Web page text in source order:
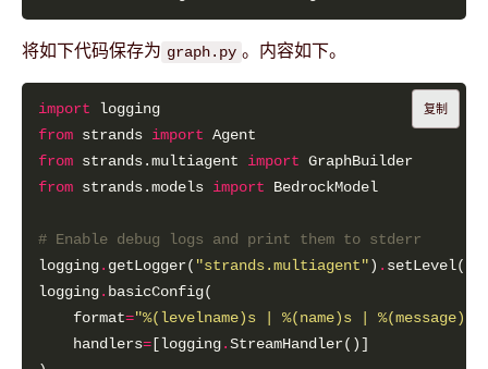
将如下代码保存为 graph.py 。内容如下。
import
from strands import
from strands.multiagent import
from strands.models import
# Enable debug logs and print them to stderr
logging. getLogger( "strands.multiagent") .
logging.
    format
="%(levelname)s | %(name)s | %(message)s
    handlers
=[logging.
复制